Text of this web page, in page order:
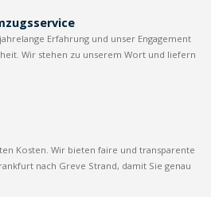
Erfahrung und unser Engagement
Wir stehen zu unserem Wort und liefern
Kosten. Wir bieten faire und transparente
nach Greve Strand, damit Sie genau